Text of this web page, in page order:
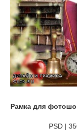
Рамка для
PSD |